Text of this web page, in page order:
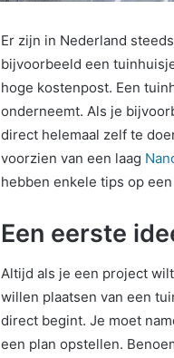
Er zijn in Nederland
bijvoorbeeld een
hoge kostenpost. Een
onderneemt. Als je
direct helemaal zelf te
voorzien van een laag
hebben enkele tips op
Een eerste
Altijd als je een project
willen plaatsen van een
direct begint. Je moet
een plan opstellen.